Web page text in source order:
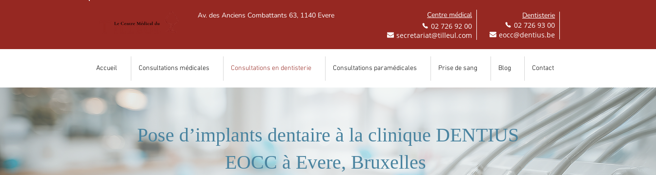
Av. des Anciens Combattants 63, 1140 Evere Centre médical
secretariat@tilleul.com
02 726 92 00 02 726 93 00
Dentisterie
eocc@dentius.be
Accueil Consultations médicales Consultations en dentisterie Consultations paramédicales Prise de sang Blog Contact
Pose d’implants dentaire à la clinique DENTIUS
EOCC à Evere, Bruxelles